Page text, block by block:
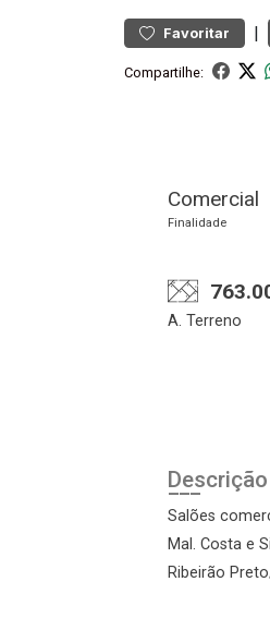
Favoritar |
Compartilhe:
Comercial
Finalidade
A. Terreno
Salões
Mal. Costa e
Ribeirão